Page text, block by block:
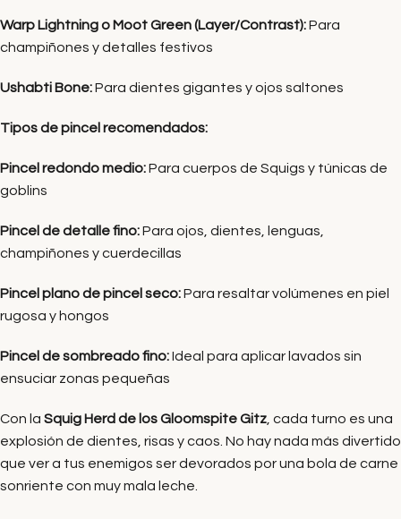
Warp Lightning o Moot Green (Layer/Contrast):Para
champiñones y detalles festivos
Ushabti Bone:Para dientes gigantes y ojos saltones
Tipos de pincel recomendados:
Pincel redondo medio:Para cuerpos de Squigs y túnicas de
goblins
Pincel de detalle fino:Para ojos, dientes, lenguas,
champiñones y cuerdecillas
Pincel plano de pincel seco:Para resaltar volúmenes en piel
rugosa y hongos
Pincel de sombreado fino:Ideal para aplicar lavados sin
ensuciar zonas pequeñas
Con la Squig Herd de los Gloomspite Gitz , cada turno es una
explosión de dientes, risas y caos. No hay nada más divertido
que ver a tus enemigos ser devorados por una bola de carne
sonriente con muy mala leche.